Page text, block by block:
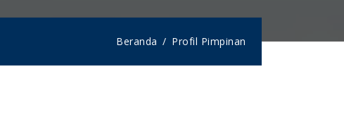
Beranda Profil Pimpinan